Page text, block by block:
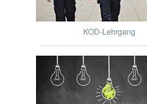
KOD-Lehrgang